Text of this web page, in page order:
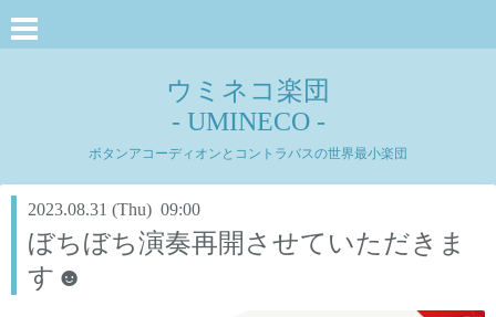
ウミネコ楽団
- UMINECO -
ボタンアコーディオンとコントラバスの世界最小楽団
2023.08.31 (Thu) 09:00
ぼちぼち演奏再開させていただきま
す☻